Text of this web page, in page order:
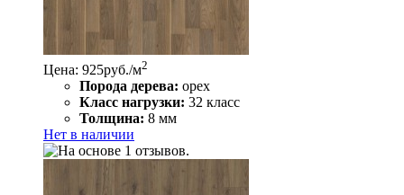
Цена: 925руб./м2
Порода дерева: орех
Класс нагрузки: 32 класс
Толщина: 8 мм
Нет в наличии